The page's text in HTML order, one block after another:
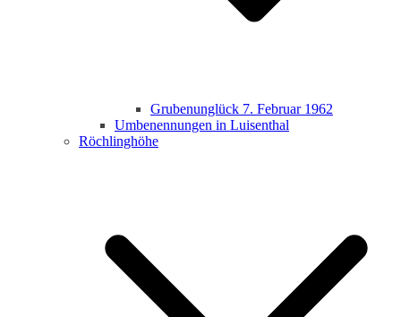
Grubenunglück 7. Februar 1962
Umbenennungen in Luisenthal
Röchlinghöhe